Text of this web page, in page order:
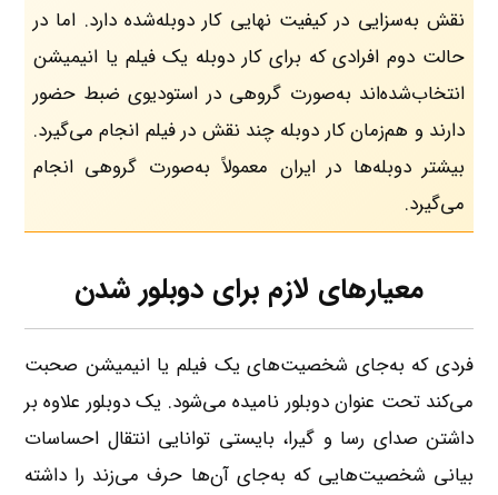
نقش به‌سزایی در کیفیت نهایی کار دوبله‌شده دارد. اما در
حالت دوم افرادی که برای کار دوبله یک فیلم یا انیمیشن
انتخاب‌شده‌اند به‌صورت گروهی در استودیوی ضبط حضور
دارند و هم‌زمان کار دوبله چند نقش در فیلم انجام می‌گیرد.
بیشتر دوبله‌ها در ایران معمولاً به‌صورت گروهی انجام
می‌گیرد.
معیارهای لازم برای دوبلور شدن
فردی که به‌جای شخصیت‌های یک فیلم یا انیمیشن صحبت
می‌کند تحت عنوان دوبلور نامیده می‌شود. یک دوبلور علاوه بر
داشتن صدای رسا و گیرا، بایستی توانایی انتقال احساسات
بیانی شخصیت‌هایی که به‌جای آن‌ها حرف می‌زند را داشته